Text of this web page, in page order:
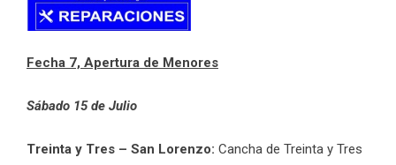
Fecha 7, Apertura de Menores
Sábado 15 de Julio
Treinta y Tres – San Lorenzo: Cancha de Treinta y Tres